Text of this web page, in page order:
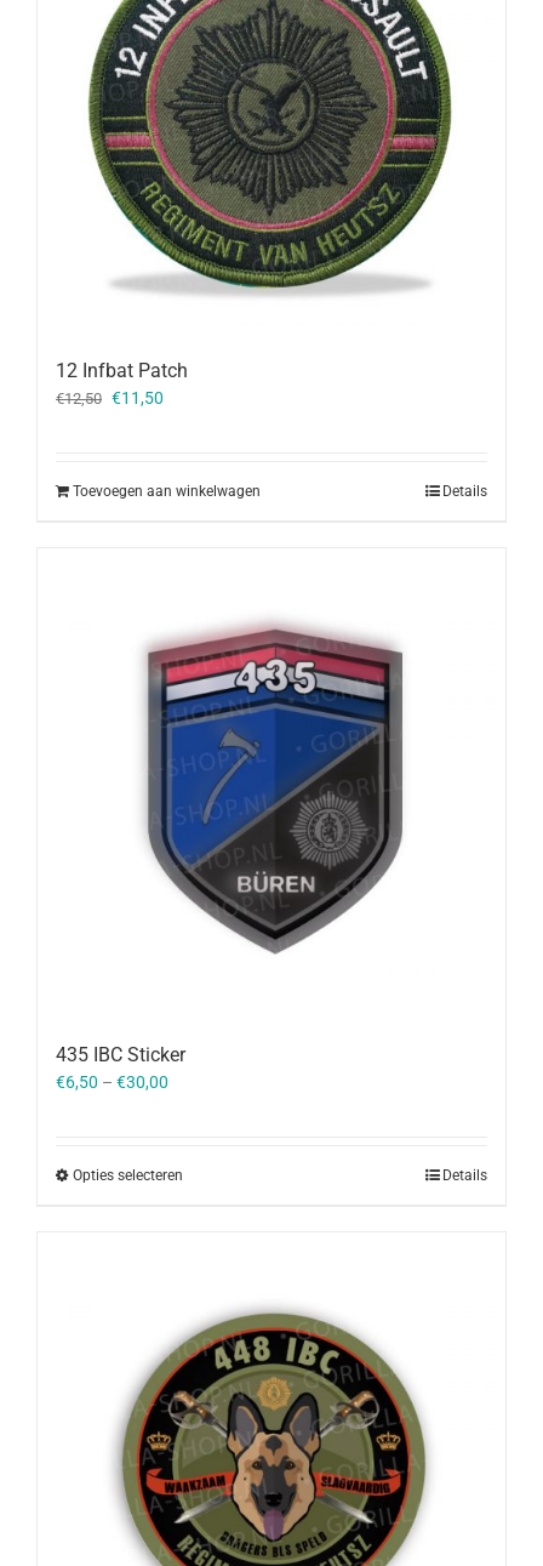
12 Infbat Patch
€12,50 Oorspronkelijke
€11,50
Toevoegen aan winkelwagen Details
435 IBC Sticker
€6,50 – €30,00
Opties selecteren Details